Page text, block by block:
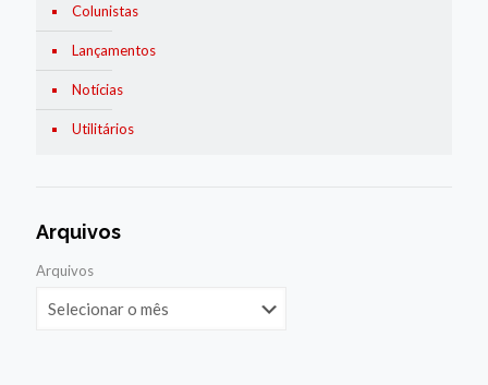
Colunistas
Lançamentos
Notícias
Utilitários
Arquivos
Arquivos